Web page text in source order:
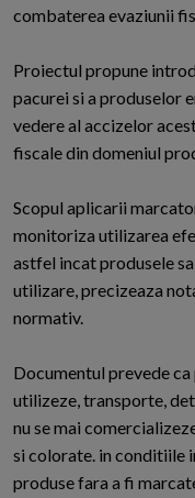
combaterea evaziunii
Proiectul propune
pacurei si a produselor
vedere al accizelor
fiscale din domeniul
Scopul aplicarii
monitoriza utilizarea
astfel incat produsele
utilizare, precizeaza
normativ.
Documentul prevede
utilizeze, transporte,
nu se mai
si colorate. in conditiile
produse fara a fi